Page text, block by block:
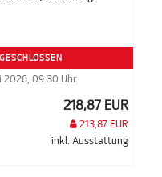
2026, 09:30 Uhr
218,87 EUR
213,87 EUR
inkl. Ausstattung